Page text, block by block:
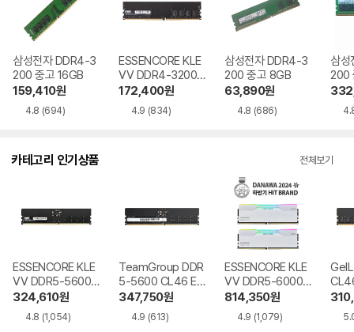
삼성전자 DDR4-3
200 중고 16GB
159,410원
4.8 (694)
ESSENCORE KLE
VV DDR4-3200
CL22 파인인포 16
172,400원
4.9 (834)
삼성전자 DDR4-3
200 중고 8GB
63,890원
4.8 (686)
삼
200
카테고리 인기상품 전체보기
ESSENCORE KLE
VV DDR5-5600
CL46 파인인포
324,610원
4.8 (1,054)
TeamGroup DDR
5-5600 CL46 Elit
e 서린
347,750원
4.9 (613)
ESSENCORE KLE
VV DDR5-6000
CL30 CRAS V RG
서린
814,350원
4.9 (1,079)